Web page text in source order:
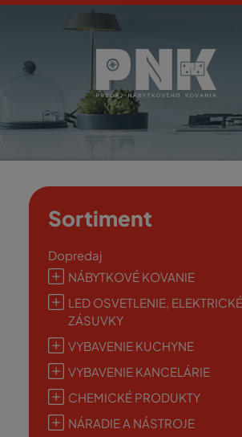
Sortiment
Dopredaj
NÁBYTKOVÉ KOVANIE
LED OSVETLENIE, ELEKTRICKÉ
ZÁSUVKY
VYBAVENIE KUCHYNE
VYBAVENIE KANCELÁRIE
CHEMICKÉ PRODUKTY
NÁRADIE A NÁSTROJE